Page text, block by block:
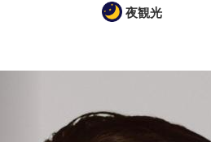
夜観光